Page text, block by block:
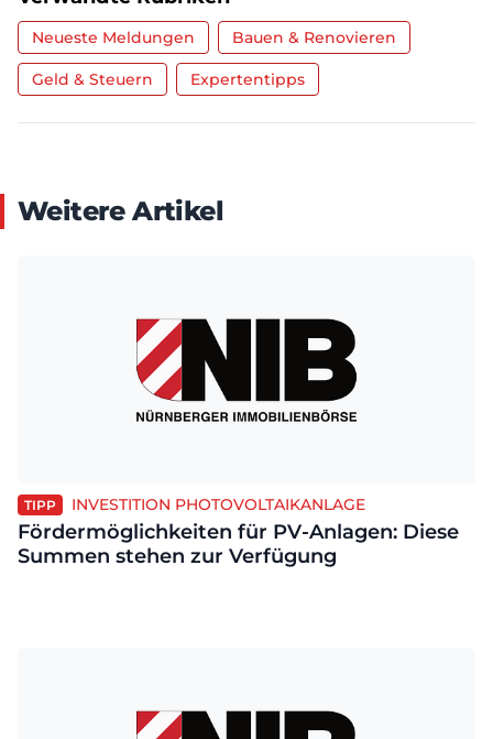
Neueste Meldungen Bauen & Renovieren
Geld & Steuern Expertentipps
Weitere Artikel
TIPP INVESTITION PHOTOVOLTAIKANLAGE
Fördermöglichkeiten für PV-Anlagen: Diese
Summen stehen zur Verfügung